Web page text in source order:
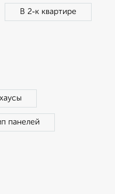
В 2‑к квартире
панелей